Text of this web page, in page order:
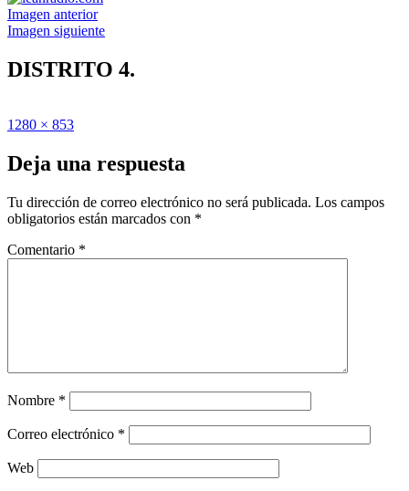
Imagen anterior
Imagen siguiente
DISTRITO 4.
Publicado
Tamaño
1280 × 853
Deja una respuesta
Tu dirección de correo electrónico no será publicada. Los campos
obligatorios están marcados con *
Comentario *
Nombre *
Correo electrónico *
Web